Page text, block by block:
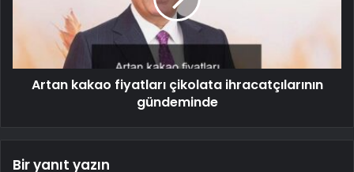
Artan kakao fiyatları çikolata ihracatçılarının
gündeminde
Bir yanıt yazın